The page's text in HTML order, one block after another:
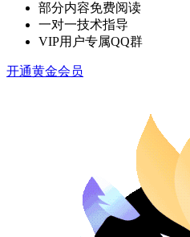
部分内容免费阅读
一对一技术指导
VIP用户专属QQ群
开通黄金会员